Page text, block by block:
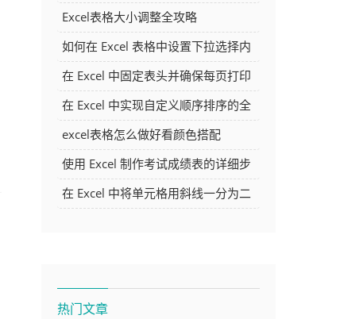
字的多种方法
Excel表格大小调整全攻略
如何在 Excel 表格中设置下拉选择内
容
在 Excel 中固定表头并确保每页打印
时都显示表头的方法详解
在 Excel 中实现自定义顺序排序的全
面指南
excel表格怎么做好看颜色搭配
使用 Excel 制作考试成绩表的详细步
骤及技巧
在 Excel 中将单元格用斜线一分为二
热门文章